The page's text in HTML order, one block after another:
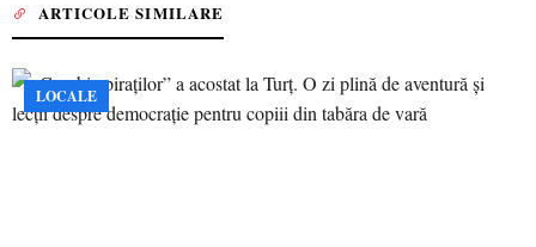
ARTICOLE SIMILARE
LOCALE